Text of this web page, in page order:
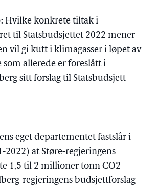
Hvilke konkrete tiltak i
til Statsbudsjettet 2022 mener
vil gi kutt i klimagasser i løpet av
som allerede er foreslått i
sitt forslag til Statsbudsjett
eget departementet fastslår i
2022) at Støre-regjeringens
1,5 til 2 millioner tonn CO2
regjeringens budsjettforslag